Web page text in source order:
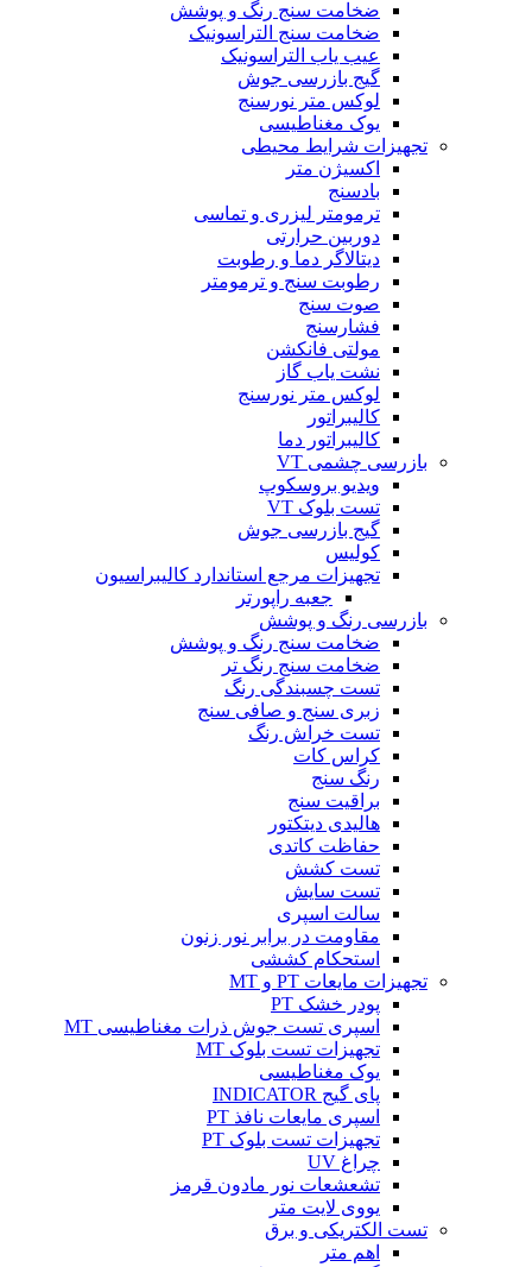
ضخامت سنج رنگ و پوشش
ضخامت سنج التراسونیک
عیب یاب التراسونیک
گیج بازرسی جوش
لوکس متر نورسنج
یوک مغناطیسی
تجهیزات شرایط محیطی
اکسیژن متر
بادسنج
ترمومتر لیزری و تماسی
دوربین حرارتی
دیتالاگر دما و رطوبت
رطوبت سنج و ترمومتر
صوت سنج
فشارسنج
مولتی فانکشن
نشت یاب گاز
لوکس متر نورسنج
کالیبراتور
کالیبراتور دما
بازرسی چشمی VT
ویدیو بروسکوپ
تست بلوک VT
گیج بازرسی جوش
کولیس
تجهیزات مرجع استاندارد کالیبراسیون
جعبه راپورتر
بازرسی رنگ و پوشش
ضخامت سنج رنگ و پوشش
ضخامت سنج رنگ تر
تست چسبندگی رنگ
زبری سنج و صافی سنج
تست خراش رنگ
کراس کات
رنگ سنج
براقیت سنج
هالیدی دیتکتور
حفاظت کاتدی
تست کشش
تست سایش
سالت اسپری
مقاومت در برابر نور زنون
استحکام کششی
تجهیزات مایعات PT و MT
پودر خشک PT
اسپری تست جوش ذرات مغناطیسی MT
تجهیزات تست بلوک MT
یوک مغناطیسی
پای گیج INDICATOR
اسپری مایعات نافذ PT
تجهیزات تست بلوک PT
چراغ UV
تشعشعات نور مادون قرمز
یووی لایت متر
تست الکتریکی و برق
اهم متر